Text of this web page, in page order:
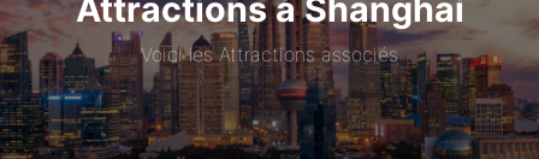
Attractions à Shanghai
Voici les Attractions associés